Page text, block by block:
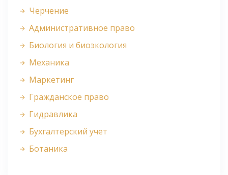
Черчение
Административное право
Биология и биоэкология
Механика
Маркетинг
Гражданское право
Гидравлика
Бухгалтерский учет
Ботаника